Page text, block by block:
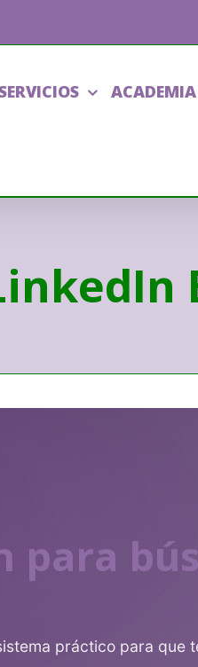
ACADEMIA
práctico para que